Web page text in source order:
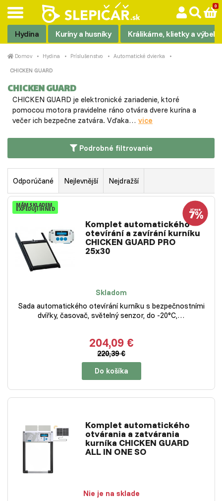
Hydina Kuríny a husníky Králikárne, klietky a výbehy
Domov Hydina Príslušenstvo Automatické dvierka
CHICKEN GUARD
CHICKEN GUARD
CHICKEN GUARD je elektronické zariadenie, ktoré
pomocou motora pravidelne ráno otvára dvere kurína a
večer ich bezpečne zatvára. Vďaka… vice
Podrobné filtrovanie
Odporúčané Nejlevnější Nejdražší
MÁM SKLADEM
EXPEDUJI IHNED
Komplet automatického
otevírání a zavírání kurníku
CHICKEN GUARD PRO
25x30
Skladom
Sada automatického otevírání kurníku s bezpečnostními
dvířky, časovač, světelný senzor, do -20°C,…
204,09 €
220,39 €
Do košíka
Komplet automatického
otvárania a zatvárania
kurníka CHICKEN GUARD
ALL IN ONE SO
Nie je na sklade